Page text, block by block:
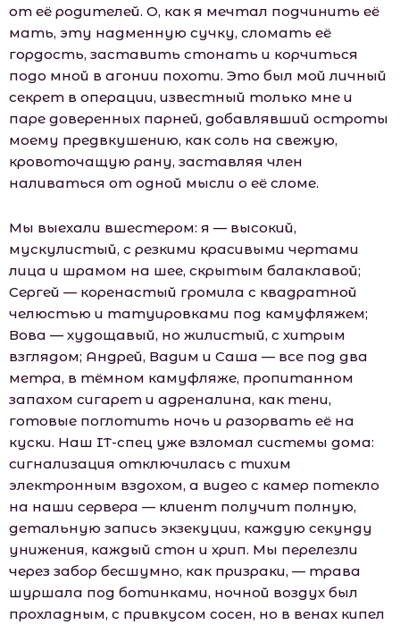
от её родителей. О, как я мечтал подчинить её
мать, эту надменную сучку, сломать её
гордость, заставить стонать и корчиться
подо мной в агонии похоти. Это был мой личный
секрет в операции, известный только мне и
паре доверенных парней, добавлявший остроты
моему предвкушению, как соль на свежую,
кровоточащую рану, заставляя член
наливаться от одной мысли о её сломе.
Мы выехали вшестером: я — высокий,
мускулистый, с резкими красивыми чертами
лица и шрамом на шее, скрытым балаклавой;
Сергей — коренастый громила с квадратной
челюстью и татуировками под камуфляжем;
Вова — худощавый, но жилистый, с хитрым
взглядом; Андрей, Вадим и Саша — все под два
метра, в тёмном камуфляже, пропитанном
запахом сигарет и адреналина, как тени,
готовые поглотить ночь и разорвать её на
куски. Наш IT-спец уже взломал системы дома:
сигнализация отключилась с тихим
электронным вздохом, а видео с камер потекло
на наши сервера — клиент получит полную,
детальную запись экзекуции, каждую секунду
унижения, каждый стон и хрип. Мы перелезли
через забор бесшумно, как призраки, — трава
шуршала под ботинками, ночной воздух был
прохладным, с привкусом сосен, но в венах кипел